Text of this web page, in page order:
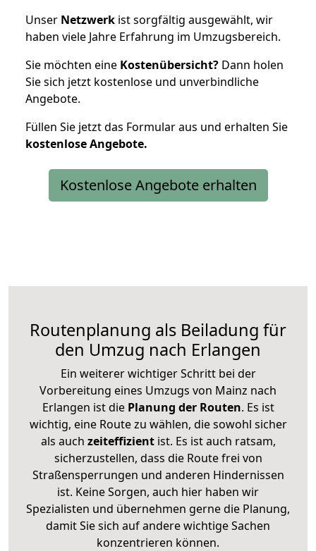
Unser Netzwerk ist sorgfältig ausgewählt, wir
haben viele Jahre Erfahrung im Umzugsbereich.
Sie möchten eine Kostenübersicht? Dann holen
Sie sich jetzt kostenlose und unverbindliche
Angebote.
Füllen Sie jetzt das Formular aus und erhalten Sie
kostenloseAngebote.
Kostenlose Angebote erhalten
Routenplanung als Beiladung für
den Umzug nach Erlangen
Ein weiterer wichtiger Schritt bei der
Vorbereitung eines Umzugs von Mainz nach
Erlangen ist diePlanung der Routen. Es ist
wichtig, eine Route zu wählen, die sowohl sicher
als auch zeiteffizientist. Es ist auch ratsam,
sicherzustellen, dass die Route frei von
Straßensperrungen und anderen Hindernissen
ist. Keine Sorgen, auch hier haben wir
Spezialisten und übernehmen gerne die Planung,
damit Sie sich auf andere wichtige Sachen
konzentrieren können.